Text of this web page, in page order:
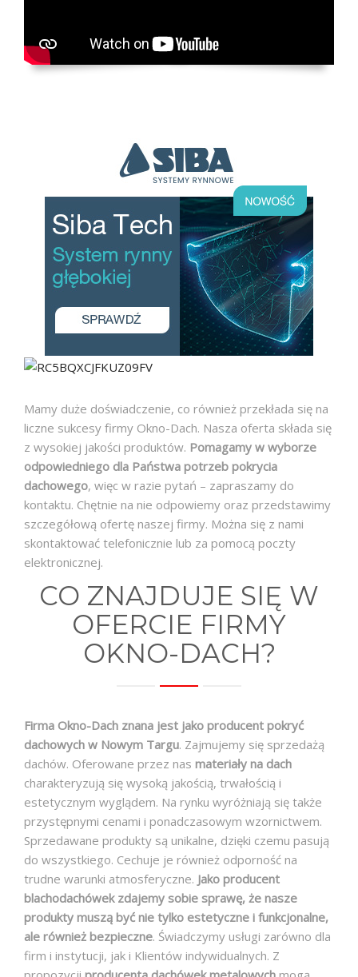
Mamy duże doświadczenie, co również przekłada się na
liczne sukcesy firmy Okno-Dach. Nasza oferta składa się
z wysokiej jakości produktów. Pomagamy w wyborze
odpowiedniego dla Państwa potrzeb pokrycia
dachowego, więc w razie pytań – zapraszamy do
kontaktu. Chętnie na nie odpowiemy oraz przedstawimy
szczegółową ofertę naszej firmy. Można się z nami
skontaktować telefonicznie lub za pomocą poczty
elektronicznej.
CO ZNAJDUJE SIĘ W
OFERCIE FIRMY
OKNO-DACH?
Firma Okno-Dach znana jest jako producent pokryć
dachowych w Nowym Targu. Zajmujemy się sprzedażą
dachów. Oferowane przez nas materiały na dach
charakteryzują się wysoką jakością, trwałością i
estetycznym wyglądem. Na rynku wyróżniają się także
przystępnymi cenami i ponadczasowym wzornictwem.
Sprzedawane produkty są unikalne, dzięki czemu pasują
do wszystkiego. Cechuje je również odporność na
trudne warunki atmosferyczne. Jako producent
blachodachówek zdajemy sobie sprawę, że nasze
produkty muszą być nie tylko estetyczne i funkcjonalne,
ale również bezpieczne. Świadczymy usługi zarówno dla
firm i instytucji, jak i Klientów indywidualnych. Z